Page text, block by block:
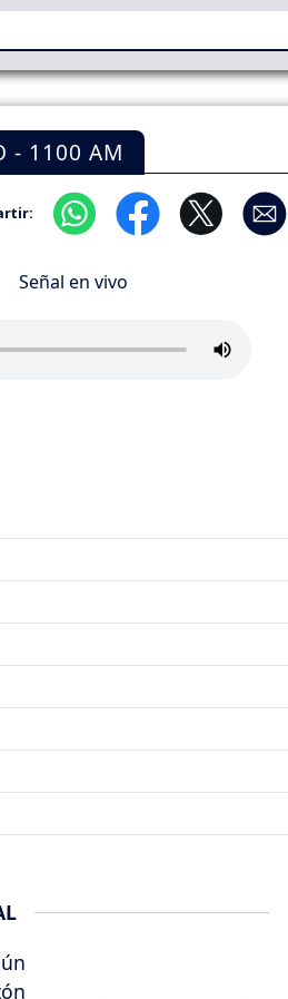
- 1100 AM
Señal en vivo